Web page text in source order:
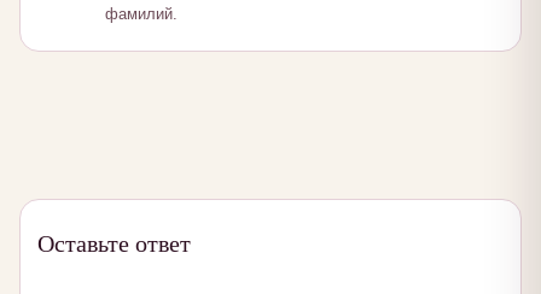
фамилий.
Оставьте ответ